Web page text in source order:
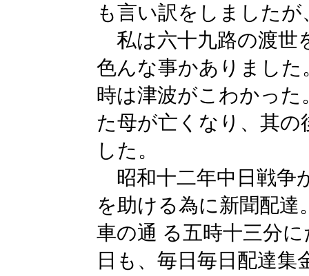
も言い訳をしました
私は六十九路の渡世
色んな事かありました
時は津波がこわかっ
た母が亡くなり、其
した。
昭和十二年中日戦争
を助ける為に新聞配達
車の通 る五時十三分
日も、毎日毎日配達集